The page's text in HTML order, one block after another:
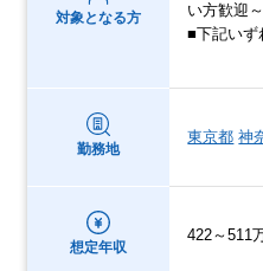
対象となる方
い方歓迎～
■下記いず
勤務地
東京都 神
想定年収
422～511